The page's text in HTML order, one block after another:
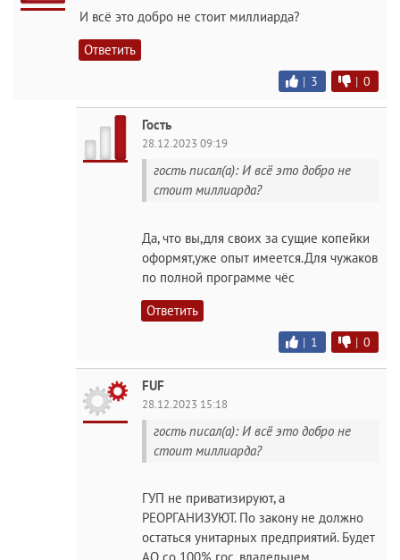
И всё это добро не стоит миллиарда?
Ответить
| 3 | 0
Гость
28.12.2023 09:19
гость писал(а): И всё это добро не
стоит миллиарда?
Да, что вы,для своих за сущие копейки
оформят,уже опыт имеется.Для чужаков
по полной программе чёс
Ответить
| 1 | 0
FUF
28.12.2023 15:18
гость писал(а): И всё это добро не
стоит миллиарда?
ГУП не приватизируют, а
РЕОРГАНИЗУЮТ. По закону не должно
остаться унитарных предприятий. Будет